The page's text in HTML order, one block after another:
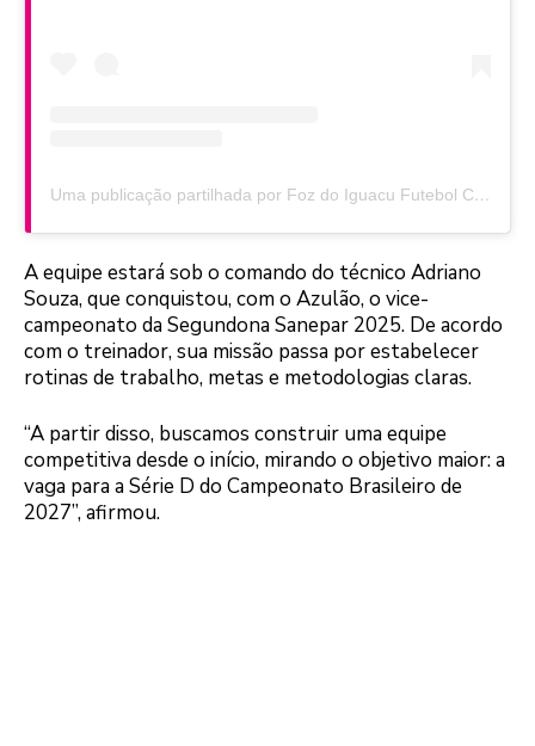
Uma publicação partilhada por Foz do Iguacu Futebol Clube (@fozdoiguacufc)
A equipe estará sob o comando do técnico Adriano
Souza, que conquistou, com o Azulão, o vice-
campeonato da Segundona Sanepar 2025. De acordo
com o treinador, sua missão passa por estabelecer
rotinas de trabalho, metas e metodologias claras.
“A partir disso, buscamos construir uma equipe
competitiva desde o início, mirando o objetivo maior: a
vaga para a Série D do Campeonato Brasileiro de
2027”, afirmou.